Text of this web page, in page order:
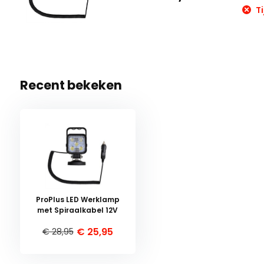
Recent bekeken
ProPlus LED Werklamp
met Spiraalkabel 12V
€ 28,95 € 25,95